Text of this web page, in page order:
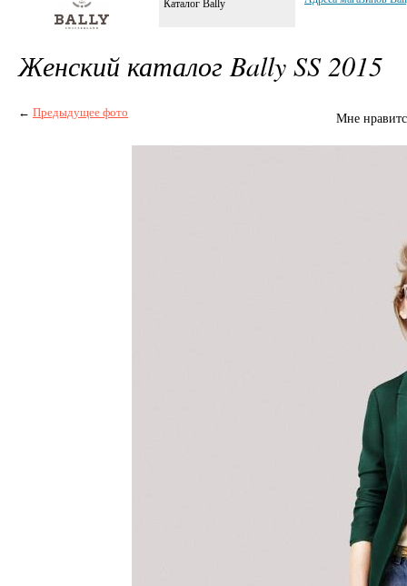
Каталог Bally
Женский каталог Bally SS 2015
← Предыдущее фото Мне